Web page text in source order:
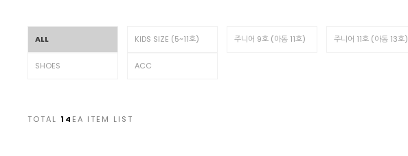
ALL KIDS SIZE (5~11호) 주니어 9호 (아동 11호) 주니어 11호 (아동 13호)
SHOES ACC
TOTAL 14 EA ITEM LIST